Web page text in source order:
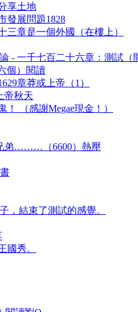
享土地
發展問題1828
章是一個外國（在樓上）
- 一千七百二十六章：測試（
個）閱讀
章莽或上帝（1）
帝秋天
（感謝Megae現金！）
弟………（6600）熱壓
，結束了測試的感覺。
國秀。